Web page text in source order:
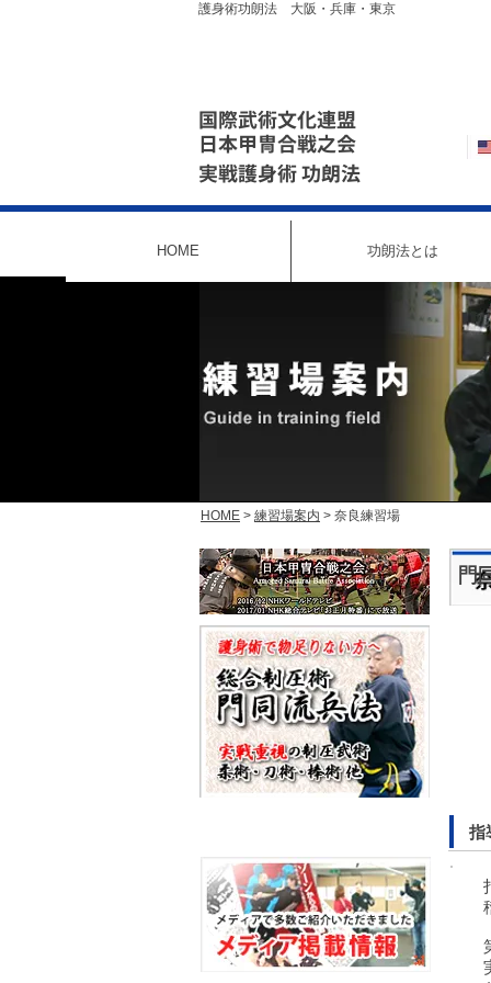
護身術功朗法 大阪・兵庫・東京
国際武術文化連盟
日本甲冑合戦之会
実戦護身術 功朗法
HOME 功朗法とは
HOME > 練習場案内 > 奈良練習場
門
指